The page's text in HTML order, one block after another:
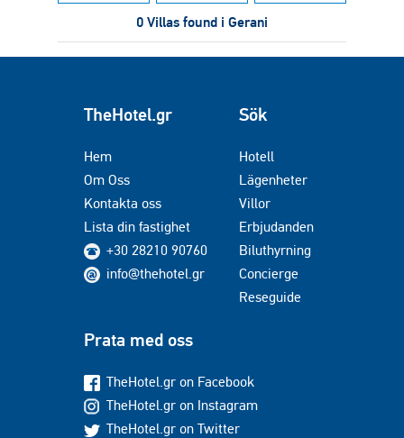
0 Villas found i Gerani
TheHotel.gr
Hem
Om Oss
Kontakta oss
Lista din fastighet
+30 28210 90760
info@thehotel.gr
Sök
Hotell
Lägenheter
Villor
Erbjudanden
Biluthyrning
Concierge
Reseguide
Prata med oss
TheHotel.gr on Facebook
TheHotel.gr on Instagram
TheHotel.gr on Twitter